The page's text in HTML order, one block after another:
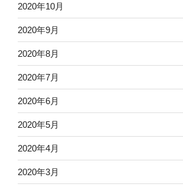
2020年10月
2020年9月
2020年8月
2020年7月
2020年6月
2020年5月
2020年4月
2020年3月